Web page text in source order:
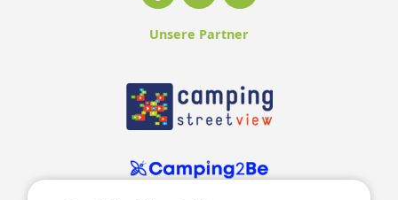
Unsere Partner